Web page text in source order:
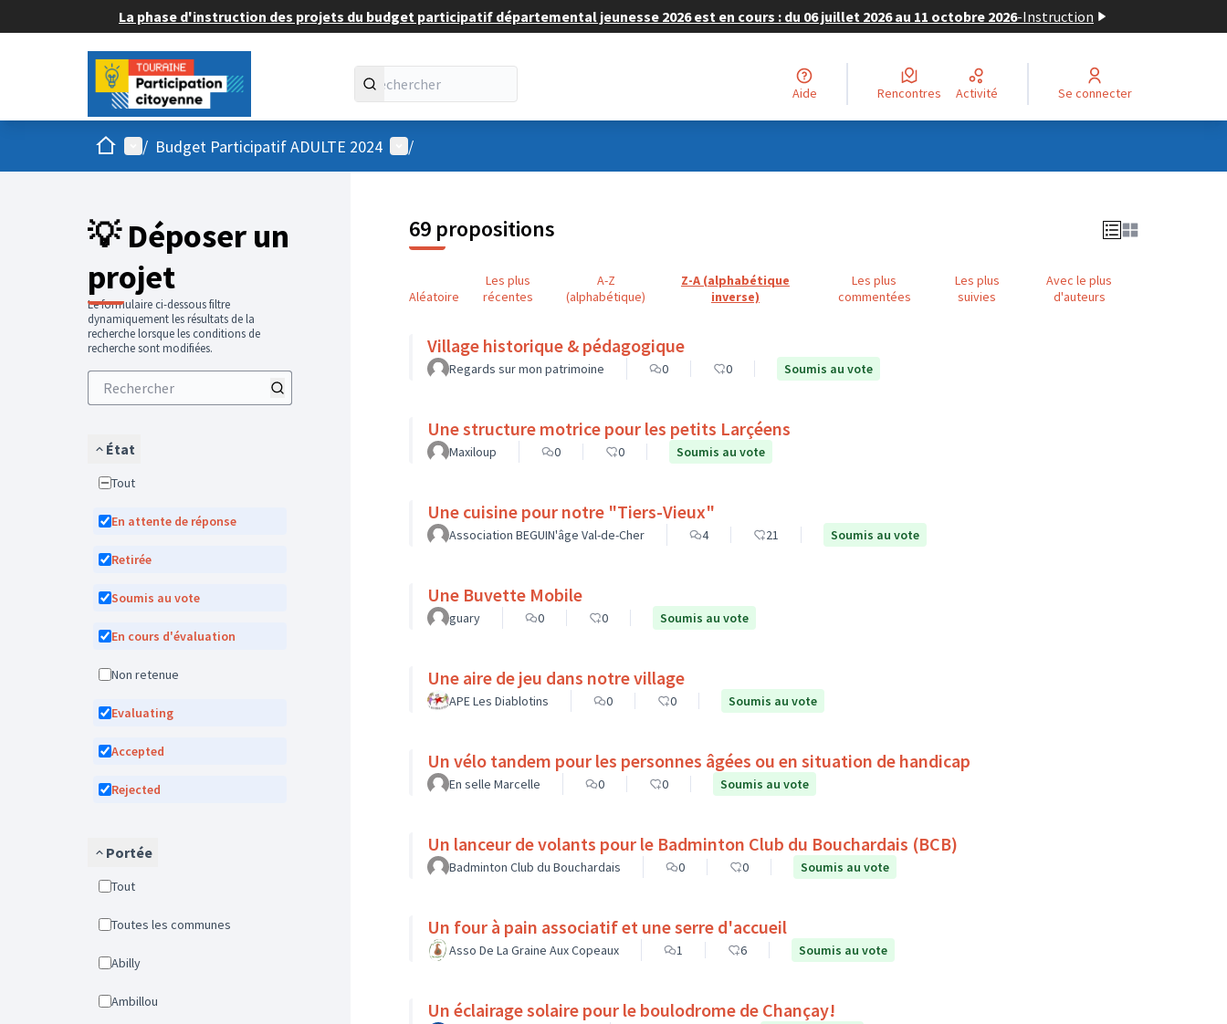
La phase d'instruction des projets du budget participatif départemental jeunesse 2026 est en cours : du 06 juillet 2026 au 11 octobre 2026-Instruction
Aide Rencontres Activité Se connecter
AccueilMenu principal
/ Budget Participatif ADULTE 2024 Menu utilisateur
/
💡 Déposer un
projet
Le formulaire ci-dessous filtre
dynamiquement les résultats de la
recherche lorsque les conditions de
recherche sont modifiées.
État
Tout
En attente de réponse
Retirée
Soumis au vote
En cours d'évaluation
Non retenue
Evaluating
Accepted
Rejected
Portée
Tout
Toutes les communes
Abilly
Ambillou
69 propositions
Aléatoire
Les plus
récentes
A-Z
(alphabétique)
Z-A (alphabétique
inverse)
Les plus
commentées
Les plus
suivies
Avec le plus
d'auteurs
Village historique & pédagogique
Regards sur mon patrimoine 0 0 Soumis au vote
Une structure motrice pour les petits Larçéens
Maxiloup 0 0 Soumis au vote
Une cuisine pour notre "Tiers-Vieux"
Association BEGUIN'âge Val-de-Cher 4 21 Soumis au vote
Une Buvette Mobile
guary 0 0 Soumis au vote
Une aire de jeu dans notre village
APE Les Diablotins 0 0 Soumis au vote
Un vélo tandem pour les personnes âgées ou en situation de handicap
En selle Marcelle 0 0 Soumis au vote
Un lanceur de volants pour le Badminton Club du Bouchardais (BCB)
Badminton Club du Bouchardais 0 0 Soumis au vote
Un four à pain associatif et une serre d'accueil
Asso De La Graine Aux Copeaux 1 6 Soumis au vote
Un éclairage solaire pour le boulodrome de Chançay!